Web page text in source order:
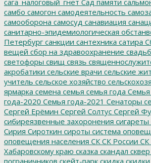
самбо самогон самодеятельность
самооборона самосуд санавиация
санитарно-эпидемиологическая
Петербург санкции сантехника сатира
вещей сбор на здравоохранение
светофоры свищ связь
акробатики сельские врачи сельские
учитель сельское хозяйство
ярмарка семена семья семья года
года-2020 Семья года-2021 Сенаторы
Сергей Ерёмин Сергей Солтус Сергей
сибиреязвенные захоронения сигареты
Сирия Сироткин сироты система
оповещения населения СК СК России
Хабаровскому краю сказка скандал сквер
пограничников скейт-парк скидка